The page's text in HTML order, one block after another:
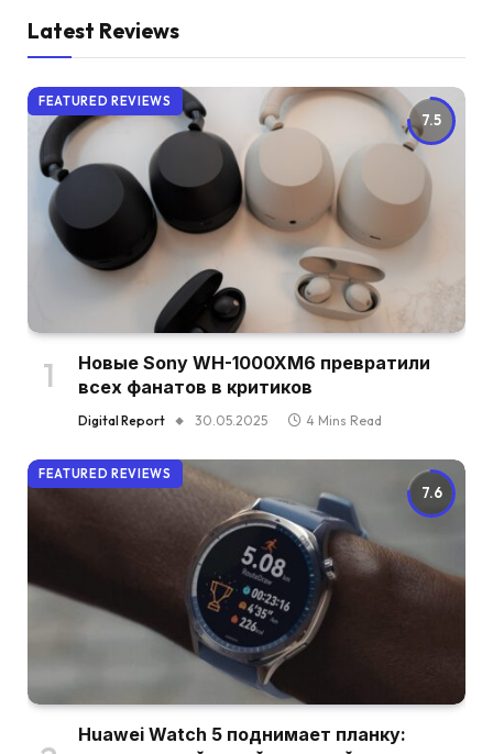
Latest Reviews
7.5
FEATURED REVIEWS
Новые Sony WH-1000XM6 превратили
всех фанатов в критиков
Digital Report 30.05.2025 4 Mins Read
7.6
FEATURED REVIEWS
Huawei Watch 5 поднимает планку: